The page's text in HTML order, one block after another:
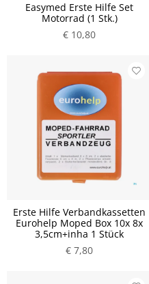
Easymed Erste Hilfe Set
Motorrad (1 Stk.)
€ 10,80
Erste Hilfe Verbandkassetten
Eurohelp Moped Box 10x 8x
3,5cm+inha 1 Stück
€ 7,80